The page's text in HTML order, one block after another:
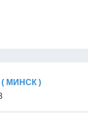
( МИНСК )